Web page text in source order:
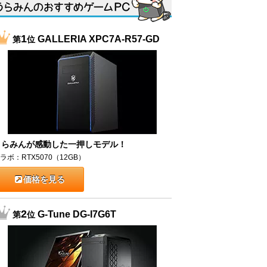
第1位GALLERIA XPC7A-R57-GD
みんが感動した一押しモデル！
ボ：RTX5070（12GB）
価格を見る
第2位G-Tune DG-I7G6T